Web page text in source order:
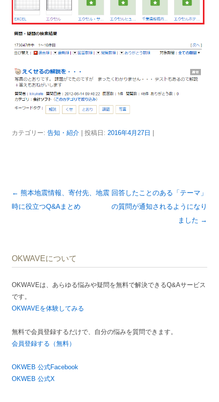
カテゴリー: 告知・紹介 | 投稿日: 2016年4月27日 |
投
稿
ー
ョ
ン
← 熊本地震情報、寄付先、地震
時に役立つQ&Aまとめ
回答したことのある「テーマ」
の質問が通知されるようになり
ました →
OKWAVEについて
OKWAVEは、あらゆる悩みや疑問を無料で解決できるQ&Aサービス
です。
OKWAVEを体験してみる
無料で会員登録するだけで、自分の悩みを質問できます。
会員登録する（無料）
OKWEB 公式Facebook
OKWEB 公式X